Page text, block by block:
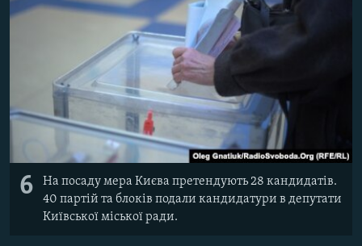
6
На посаду мера Києва претендують 28 кандидатів.
40 партій та блоків подали кандидатури в депутати
Київської міської ради.